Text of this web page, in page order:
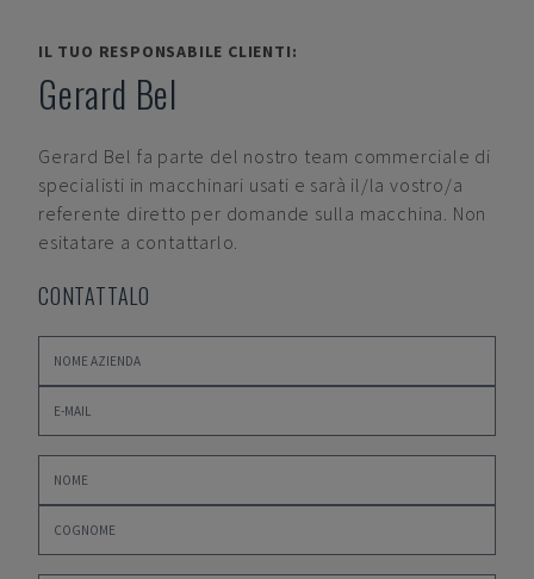
IL TUO RESPONSABILE CLIENTI:
Gerard Bel
Gerard Bel fa parte del nostro team commerciale di
specialisti in macchinari usati e sarà il/la vostro/a
referente diretto per domande sulla macchina. Non
esitatare a contattarlo.
CONTATTALO